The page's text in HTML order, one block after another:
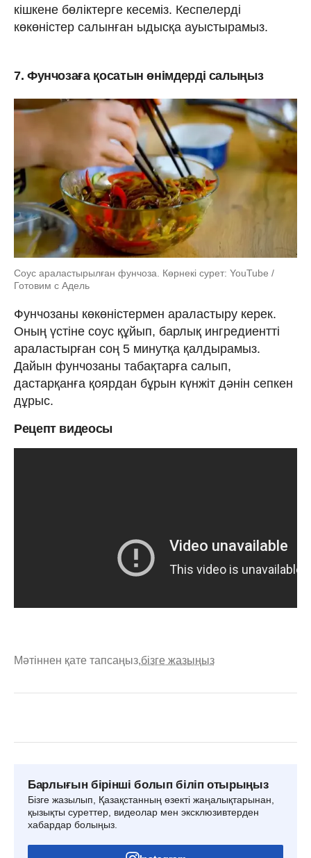
кішкене бөліктерге кесеміз. Кеспелерді
көкөністер салынған ыдысқа ауыстырамыз.
7. Фунчозаға қосатын өнімдерді салыңыз
Соус араластырылған фунчоза. Көрнекі сурет: YouTube /
Готовим с Адель
Фунчозаны көкөністермен араластыру керек.
Оның үстіне соус құйып, барлық ингредиентті
араластырған соң 5 минутқа қалдырамыз.
Дайын фунчозаны табақтарға салып,
дастарқанға қоярдан бұрын күнжіт дәнін сепкен
дұрыс.
Рецепт видеосы
Мәтіннен қате тапсаңыз,бізге жазыңыз
Барлығын бірінші болып біліп отырыңыз
Бізге жазылып, Қазақстанның өзекті жаңалықтарынан,
қызықты суреттер, видеолар мен эксклюзивтерден
хабардар болыңыз.